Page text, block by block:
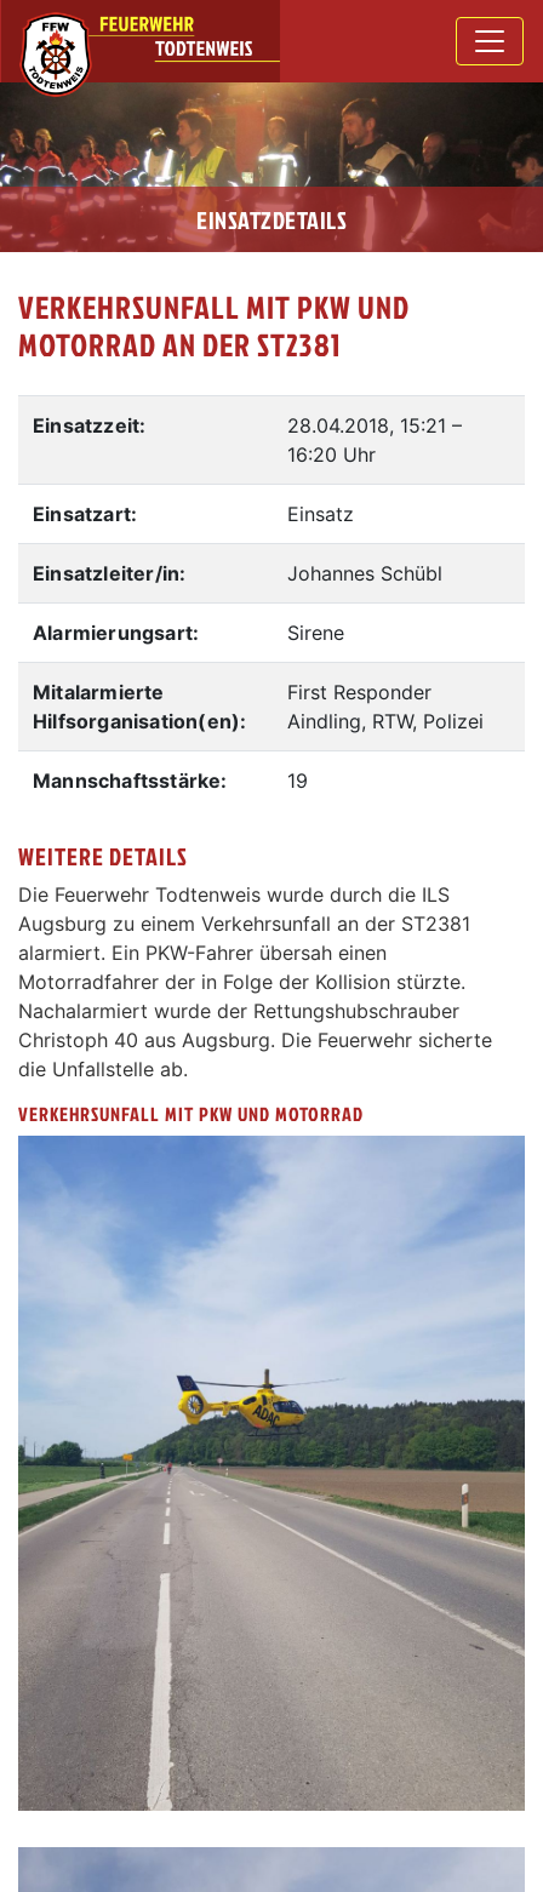
EINSATZDETAILS
VERKEHRSUNFALL MIT PKW UND
MOTORRAD AN DER ST2381
Einsatzzeit: 28.04.2018, 15:21 –
16:20 Uhr
Einsatzart: Einsatz
Einsatzleiter/in: Johannes Schübl
Alarmierungsart: Sirene
Mitalarmierte
Hilfsorganisation(en):
First Responder
Aindling, RTW, Polizei
Mannschaftsstärke: 19
WEITERE DETAILS
Die Feuerwehr Todtenweis wurde durch die ILS
Augsburg zu einem Verkehrsunfall an der ST2381
alarmiert. Ein PKW-Fahrer übersah einen
Motorradfahrer der in Folge der Kollision stürzte.
Nachalarmiert wurde der Rettungshubschrauber
Christoph 40 aus Augsburg. Die Feuerwehr sicherte
die Unfallstelle ab.
VERKEHRSUNFALL MIT PKW UND MOTORRAD